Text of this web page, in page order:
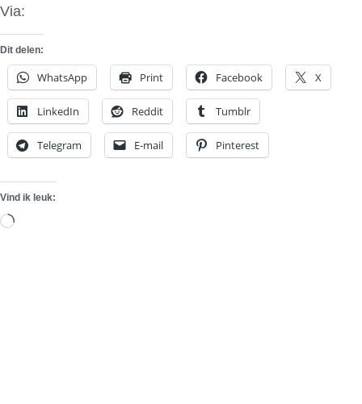
Via:
Dit delen:
WhatsApp Print Facebook X
LinkedIn Reddit Tumblr
Telegram E-mail Pinterest
Vind ik leuk:
Aan